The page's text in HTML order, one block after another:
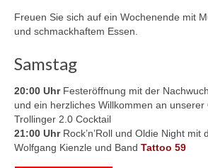
Freuen Sie sich auf ein Wochenende mit
und schmackhaftem Essen.
Samstag
20:00 Uhr Festeröffnung mit der
und ein herzliches Willkommen an unserer
Trollinger 2.0 Cocktail
21:00 UhrRock’n’Roll und Oldie Night mit
Wolfgang Kienzle und Band Tattoo 59